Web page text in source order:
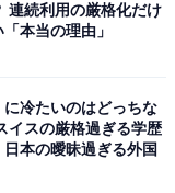
山時聡真の演
連続利用の厳格化だけ
本当の理由」
に冷たいのはどっちな
イスの厳格過ぎる学歴
日本の曖昧過ぎる外国